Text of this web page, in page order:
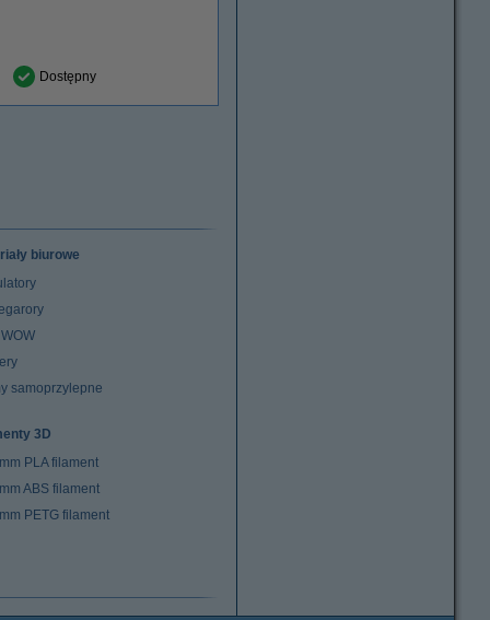
Dostępny
biurowe
samoprzylepne
3D
PLA filament
ABS filament
PETG filament